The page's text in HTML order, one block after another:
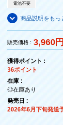
電池不要
商品説明をもっ
販売価格 : 3,960
獲得ポイント :
36ポイント
在庫 :
◎在庫あり
発売日 :
2026年6月下旬発送